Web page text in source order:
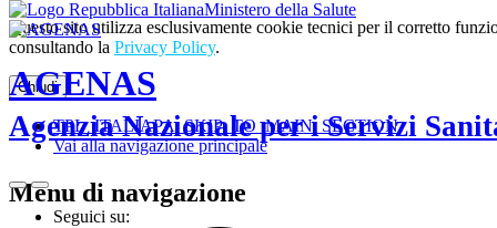
Questo sito utilizza esclusivamente cookie tecnici per il corretto
consultando la Privacy Policy.
Chiudi
TPL_ITALIAPA_SKIP_TO_MAIN_SECTION
Vai alla navigazione principale
Ministero della Salute
AGENAS
Agenzia Nazionale per i Servizi
Seguici su:
Menu di navigazione